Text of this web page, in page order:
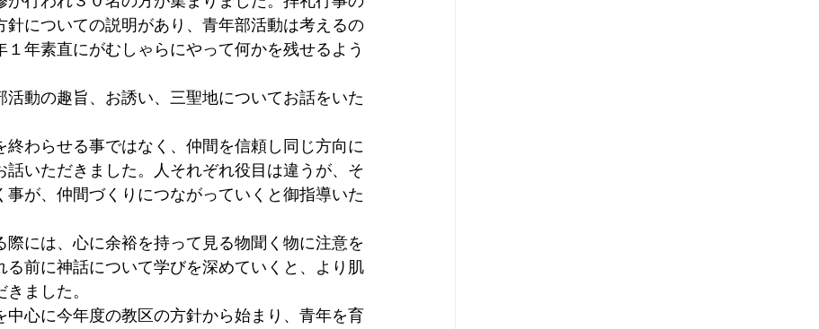
についての説明があり、青年部活動は考えるの
年素直にがむしゃらにやって何かを残せるよう
動の趣旨、お誘い、三聖地についてお話をいた
わらせる事ではなく、仲間を信頼し同じ方向に
いただきました。人それぞれ役目は違うが、そ
が、仲間づくりにつながっていくと御指導いた
には、心に余裕を持って見る物聞く物に注意を
前に神話について学びを深めていくと、より肌
ました。
心に今年度の教区の方針から始まり、青年を育